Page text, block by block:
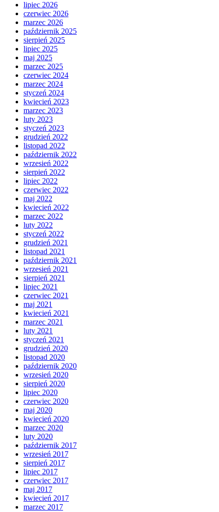
lipiec 2026
czerwiec 2026
marzec 2026
październik 2025
sierpień 2025
lipiec 2025
maj 2025
marzec 2025
czerwiec 2024
marzec 2024
styczeń 2024
kwiecień 2023
marzec 2023
luty 2023
styczeń 2023
grudzień 2022
listopad 2022
październik 2022
wrzesień 2022
sierpień 2022
lipiec 2022
czerwiec 2022
maj 2022
kwiecień 2022
marzec 2022
luty 2022
styczeń 2022
grudzień 2021
listopad 2021
październik 2021
wrzesień 2021
sierpień 2021
lipiec 2021
czerwiec 2021
maj 2021
kwiecień 2021
marzec 2021
luty 2021
styczeń 2021
grudzień 2020
listopad 2020
październik 2020
wrzesień 2020
sierpień 2020
lipiec 2020
czerwiec 2020
maj 2020
kwiecień 2020
marzec 2020
luty 2020
październik 2017
wrzesień 2017
sierpień 2017
lipiec 2017
czerwiec 2017
maj 2017
kwiecień 2017
marzec 2017